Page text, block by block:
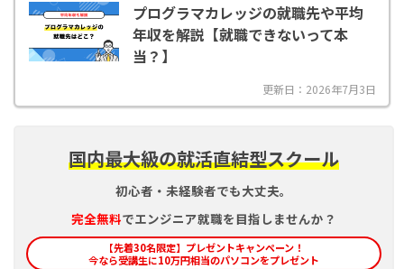
プログラマカレッジの就職先や平均
年収を解説【就職できないって本
当？】
更新日：2026年7月3日
国内最大級の就活直結型スクール
初心者・未経験者でも大丈夫。
完全無料でエンジニア就職を目指しませんか？
【先着30名限定】プレゼントキャンペーン！
今なら受講生に10万円相当のパソコンをプレゼント